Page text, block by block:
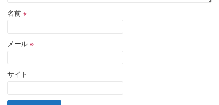
名前 ※
メール ※
サイト